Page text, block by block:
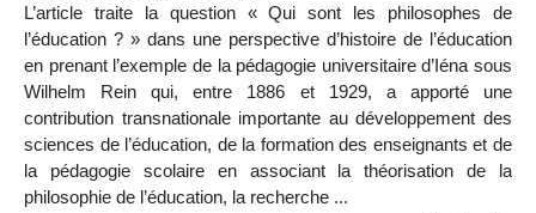
L’article traite la question « Qui sont les philosophes de
l’éducation ? » dans une perspective d’histoire de l’éducation
en prenant l’exemple de la pédagogie universitaire d’Iéna sous
Wilhelm Rein qui, entre 1886 et 1929, a apporté une
contribution transnationale importante au développement des
sciences de l’éducation, de la formation des enseignants et de
la pédagogie scolaire en associant la théorisation de la
philosophie de l’éducation, la recherche ...